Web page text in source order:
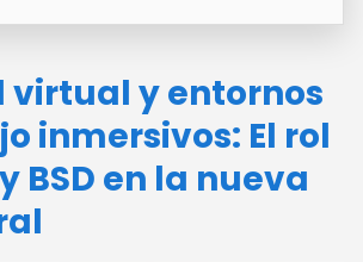
virtual y entornos
inmersivos: El rol
BSD en la nueva